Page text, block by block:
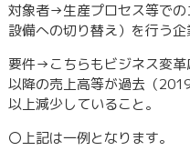
対象者→生産プロセス等での
設備への切り替え）を行う企
要件→こちらもビジネス変
以降の売上高等が過去（
以上減少していること。
〇上記は一例となります。